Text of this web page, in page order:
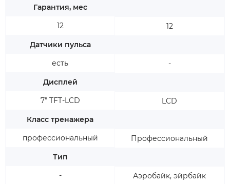
Гарантия, мес
12
Датчики пульса
есть
Дисплей
7" TFT-LCD
Класс тренажера
профессиональный
Тип
-
12
-
LCD
Профессиональный
Аэробайк, эйрбайк